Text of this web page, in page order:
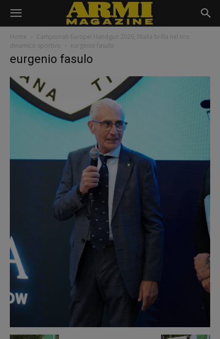
Home
Campionati Europei Handgun 2026, l’Italia brilla nel tiro
dinamico sportivo
eurgenio fasulo
eurgenio fasulo